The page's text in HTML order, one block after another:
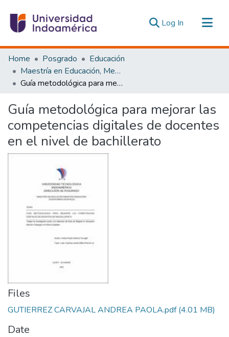
Log In (current)
Communities & Collections
All of DSpace
Statistics
Estadísticas Externas
Home Posgrado
Educación
Maestría en Educación, Mención Pedagogía en Entornos Digitales
Guía metodológica para mejorar las competencias digitales de docentes en el nivel de bachillerato
Guía metodológica para mejorar las
competencias digitales de docentes
en el nivel de bachillerato
Files
GUTIERREZ CARVAJAL ANDREA PAOLA.pdf(4.01 MB)
Date